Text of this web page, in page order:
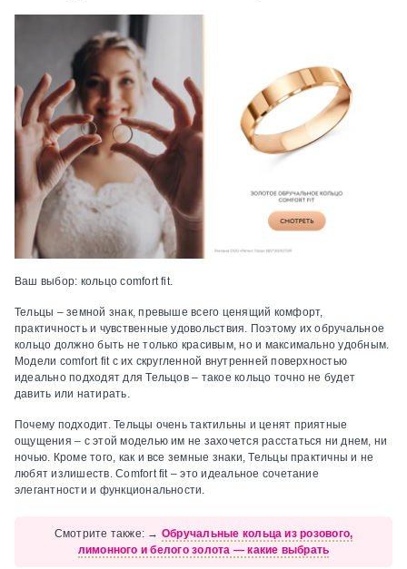
Ваш выбор: кольцо comfort fit.
Тельцы – земной знак, превыше всего ценящий комфорт,
практичность и чувственные удовольствия. Поэтому их обручальное
кольцо должно быть не только красивым, но и максимально удобным.
Модели comfort fit с их скругленной внутренней поверхностью
идеально подходят для Тельцов – такое кольцо точно не будет
давить или натирать.
Почему подходит. Тельцы очень тактильны и ценят приятные
ощущения – с этой моделью им не захочется расстаться ни днем, ни
ночью. Кроме того, как и все земные знаки, Тельцы практичны и не
любят излишеств. Сomfort fit – это идеальное сочетание
элегантности и функциональности.
Смотрите также: → Обручальные кольца из розового,
лимонного и белого золота — какие выбрать